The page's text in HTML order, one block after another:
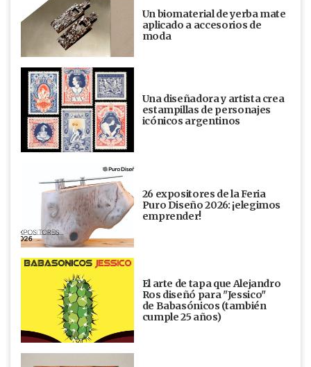
Un biomaterial de yerba mate
aplicado a accesorios de
moda
Una diseñadora y artista crea
estampillas de personajes
icónicos argentinos
26 expositores de la Feria
Puro Diseño 2026: ¡elegimos
emprender!
El arte de tapa que Alejandro
Ros diseñó para "Jessico"
de Babasónicos (también
cumple 25 años)